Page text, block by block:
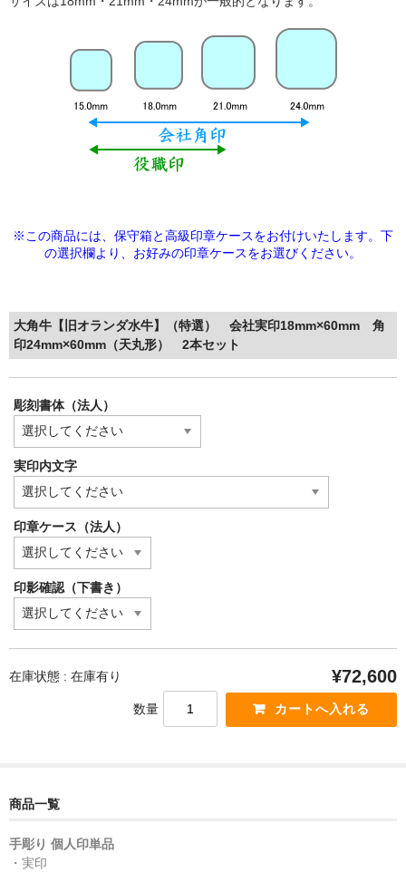
※この商品には、保守箱と高級印章ケースをお付けいたします。下
の選択欄より、 お好みの印章ケースをお選びください。
大角牛【旧オランダ水牛】（特選） 会社実印18mm×60mm 角
印24mm×60mm（天丸形） 2本セット
彫刻書体（法人）
実印内文字
印章ケース（法人）
印影確認（下書き）
在庫状態 : 在庫有り ¥72,600
数量
商品一覧
手彫り 個人印単品
・実印